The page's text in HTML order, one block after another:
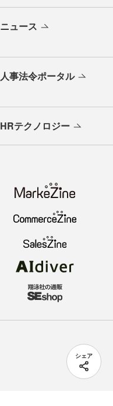
シェア
ニュース
人事法令ポータル
HRテクノロジー